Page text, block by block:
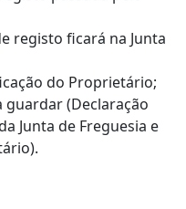
registo ficará na Junta
do Proprietário;
guardar (Declaração
Junta de Freguesia e